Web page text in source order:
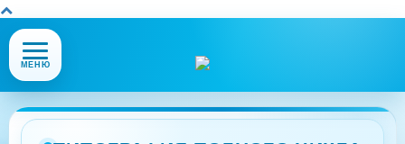
Открыть
или
меню
сайта
МЕНЮ